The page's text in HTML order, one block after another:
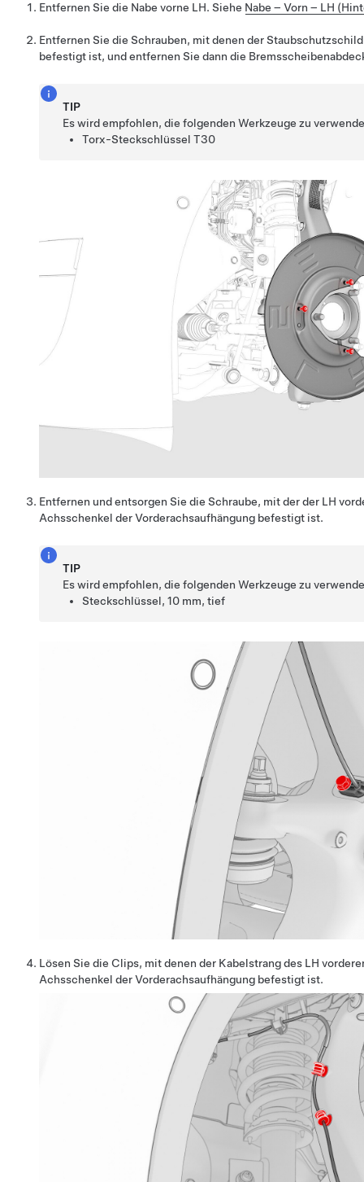
Entfernen Sie die Nabe vorne LH. Siehe Nabe – Vorn – LH
Entfernen Sie die Schrauben, mit denen der
befestigt ist, und entfernen Sie dann die
TIP
Es wird empfohlen, die folgenden Werkzeuge zu
Torx-Steckschlüssel T30
Entfernen und entsorgen Sie die Schraube, mit der der LH
Achsschenkel der Vorderachsaufhängung befestigt ist.
TIP
Es wird empfohlen, die folgenden Werkzeuge zu
Steckschlüssel, 10 mm, tief
Lösen Sie die Clips, mit denen der Kabelstrang des LH
Achsschenkel der Vorderachsaufhängung befestigt ist.